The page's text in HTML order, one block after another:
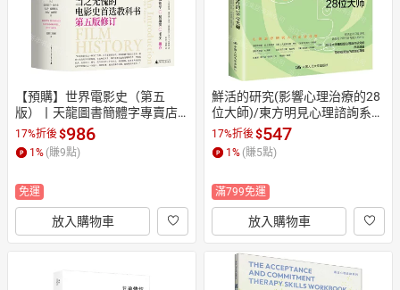
【預購】世界電影史（第五
版）丨天龍圖書簡體字專賣店
丨9787559888297 (tl2608)
17%折後$986
1% (賺9點)
免運
放入購物車
鮮活的研究(影響心理治療的28
位大師)/東方明見心理諮詢系列
丨天龍圖書簡體字專賣店丨978
7300333595 (tl2608)
17%折後$547
1% (賺5點)
滿799免運
放入購物車